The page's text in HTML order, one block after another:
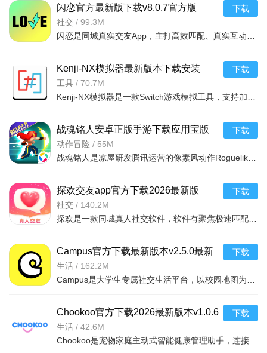
闪恋官方最新版下载v8.0.7官方版
社交 / 99.3M
下载
Kenji-NX模拟器最新版本下载安装
v2.0.5安卓版
工具 / 70.7M
下载
战魂铭人安卓正版手游下载应用宝版
v3.3.1最新版
动作冒险 / 55M
下载
探欢交友app官方下载2026最新版
v2.0.6安卓版
社交 / 140.2M
下载
Campus官方下载最新版本v2.5.0最新
版
生活 / 162.2M
下载
Chookoo官方下载2026最新版本v1.0.6
手机版
生活 / 42.6M
下载